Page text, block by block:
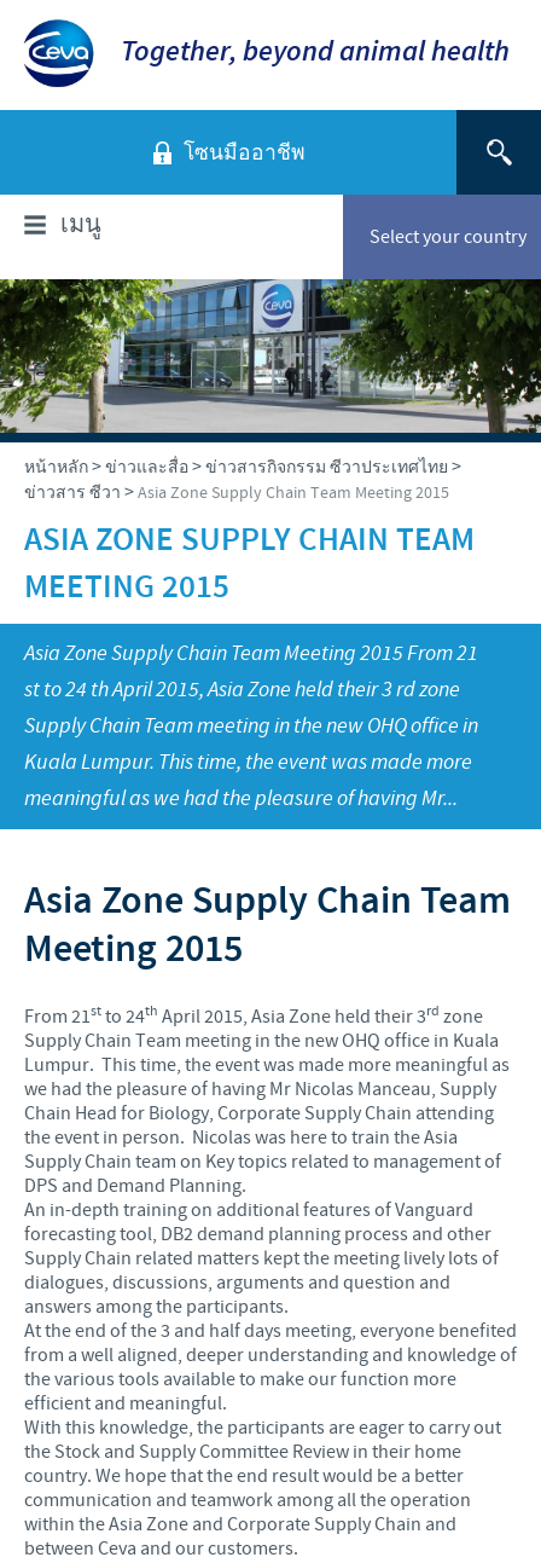
Together, beyond animal health
โซนมืออาชีพ
Select your country
เมนู
เกี่ยวกับเรา
ซีวา แอนิมัล เฮลธ์ ประเทศไทย
ภาพรวมบริษัท
พันธกิจ
การวิจัยและพัฒนา
การผลิต
ผู้แทนจำหน่ายผลิตภัณฑ์ในประเทศไทย
ซีวารอบโลก
ผลิตภัณฑ์
สัตว์ปีก
สุกร
สัตว์เคี้ยวเอื้อง
สัตว์เล็ก
บทความวิชาการ
สุกร
สัตว์ปีก
ข่าวและสื่อ
แนวโน้มการตลาด
ข่าวสารกิจกรรม ซีวาประเทศไทย
ความรับผิดชอบ
มุ่งมั่นที่จะรับผิดชอบ
การเป็นผู้ให้
โครงการสนับสนุนเพื่อการสงเคราะห์
ผู้ร่วมธุรกิจ และร่วมพัฒนางานวิจัยทางวิทยาศาสตร์
ร่วมงานกับเรา
ซีวา ประเทศไทย
การสรรหาบุคลากร
ติดต่อเรา
หน้าหลัก>ข่าวและสื่อ>ข่าวสารกิจกรรม ซีวาประเทศไทย >
ข่าวสาร ซีวา >Asia Zone Supply Chain Team Meeting 2015
ASIA ZONE SUPPLY CHAIN TEAM
MEETING 2015
Asia Zone Supply Chain Team Meeting 2015 From 21
st to 24 th April 2015, Asia Zone held their 3 rd zone
Supply Chain Team meeting in the new OHQ office in
Kuala Lumpur. This time, the event was made more
meaningful as we had the pleasure of having Mr...
Asia Zone Supply Chain Team
Meeting 2015
From 21st to 24th April 2015, Asia Zone held their 3rd zone
Supply Chain Team meeting in the new OHQ office in Kuala
Lumpur. This time, the event was made more meaningful as
we had the pleasure of having Mr Nicolas Manceau, Supply
Chain Head for Biology, Corporate Supply Chain attending
the event in person. Nicolas was here to train the Asia
Supply Chain team on Key topics related to management of
DPS and Demand Planning.
An in-depth training on additional features of Vanguard
forecasting tool, DB2 demand planning process and other
Supply Chain related matters kept the meeting lively lots of
dialogues, discussions, arguments and question and
answers among the participants.
At the end of the 3 and half days meeting, everyone benefited
from a well aligned, deeper understanding and knowledge of
the various tools available to make our function more
efficient and meaningful.
With this knowledge, the participants are eager to carry out
the Stock and Supply Committee Review in their home
country. We hope that the end result would be a better
communication and teamwork among all the operation
within the Asia Zone and Corporate Supply Chain and
between Ceva and our customers.